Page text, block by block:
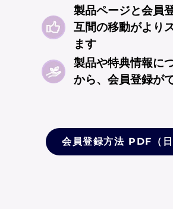
製品ページと会員
互間の移動がより
ます​​
製品や特典情報に
から、会員登録が
会員登録方法 PDF（日